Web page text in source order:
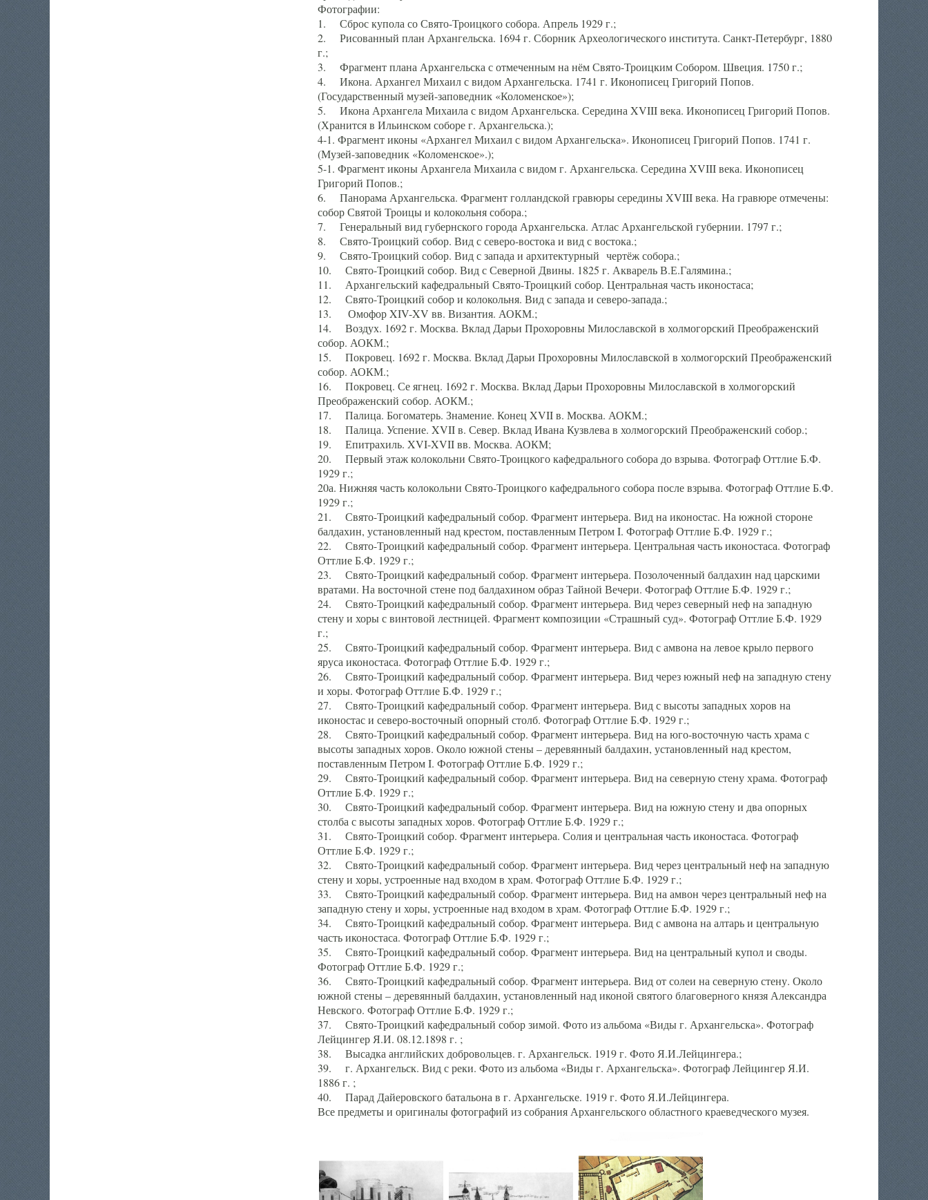
Фотографии:
1. Сброс купола со Свято-Троицкого собора. Апрель 1929 г.;
2. Рисованный план Архангельска. 1694 г. Сборник Археологического института. Санкт-Петербург, 1880
г.;
3. Фрагмент плана Архангельска с отмеченным на нём Свято-Троицким Собором. Швеция. 1750 г.;
4. Икона. Архангел Михаил с видом Архангельска. 1741 г. Иконописец Григорий Попов.
(Государственный музей-заповедник «Коломенское»);
5. Икона Архангела Михаила с видом Архангельска. Середина XVIII века. Иконописец Григорий Попов.
(Хранится в Ильинском соборе г. Архангельска.);
4-1. Фрагмент иконы «Архангел Михаил с видом Архангельска». Иконописец Григорий Попов. 1741 г.
(Музей-заповедник «Коломенское».);
5-1. Фрагмент иконы Архангела Михаила с видом г. Архангельска. Середина XVIII века. Иконописец
Григорий Попов.;
6. Панорама Архангельска. Фрагмент голландской гравюры середины XVIII века. На гравюре отмечены:
собор Святой Троицы и колокольня собора.;
7. Генеральный вид губернского города Архангельска. Атлас Архангельской губернии. 1797 г.;
8. Свято-Троицкий собор. Вид с северо-востока и вид с востока.;
9. Свято-Троицкий собор. Вид с запада и архитектурный чертёж собора.;
10. Свято-Троицкий собор. Вид с Северной Двины. 1825 г. Акварель В.Е.Галямина.;
11. Архангельский кафедральный Свято-Троицкий собор. Центральная часть иконостаса;
12. Свято-Троицкий собор и колокольня. Вид с запада и северо-запада.;
13. Омофор XIV-XV вв. Византия. АОКМ.;
14. Воздух. 1692 г. Москва. Вклад Дарьи Прохоровны Милославской в холмогорский Преображенский
собор. АОКМ.;
15. Покровец. 1692 г. Москва. Вклад Дарьи Прохоровны Милославской в холмогорский Преображенский
собор. АОКМ.;
16. Покровец. Се ягнец. 1692 г. Москва. Вклад Дарьи Прохоровны Милославской в холмогорский
Преображенский собор. АОКМ.;
17. Палица. Богоматерь. Знамение. Конец XVII в. Москва. АОКМ.;
18. Палица. Успение. XVII в. Север. Вклад Ивана Кузвлева в холмогорский Преображенский собор.;
19. Епитрахиль. XVI-XVII вв. Москва. АОКМ;
20. Первый этаж колокольни Свято-Троицкого кафедрального собора до взрыва. Фотограф Оттлие Б.Ф.
1929 г.;
20а. Нижняя часть колокольни Свято-Троицкого кафедрального собора после взрыва. Фотограф Оттлие Б.Ф.
1929 г.;
21. Свято-Троицкий кафедральный собор. Фрагмент интерьера. Вид на иконостас. На южной стороне
балдахин, установленный над крестом, поставленным Петром I. Фотограф Оттлие Б.Ф. 1929 г.;
22. Свято-Троицкий кафедральный собор. Фрагмент интерьера. Центральная часть иконостаса. Фотограф
Оттлие Б.Ф. 1929 г.;
23. Свято-Троицкий кафедральный собор. Фрагмент интерьера. Позолоченный балдахин над царскими
вратами. На восточной стене под балдахином образ Тайной Вечери. Фотограф Оттлие Б.Ф. 1929 г.;
24. Свято-Троицкий кафедральный собор. Фрагмент интерьера. Вид через северный неф на западную
стену и хоры с винтовой лестницей. Фрагмент композиции «Страшный суд». Фотограф Оттлие Б.Ф. 1929
г.;
25. Свято-Троицкий кафедральный собор. Фрагмент интерьера. Вид с амвона на левое крыло первого
яруса иконостаса. Фотограф Оттлие Б.Ф. 1929 г.;
26. Свято-Троицкий кафедральный собор. Фрагмент интерьера. Вид через южный неф на западную стену
и хоры. Фотограф Оттлие Б.Ф. 1929 г.;
27. Свято-Троицкий кафедральный собор. Фрагмент интерьера. Вид с высоты западных хоров на
иконостас и северо-восточный опорный столб. Фотограф Оттлие Б.Ф. 1929 г.;
28. Свято-Троицкий кафедральный собор. Фрагмент интерьера. Вид на юго-восточную часть храма с
высоты западных хоров. Около южной стены – деревянный балдахин, установленный над крестом,
поставленным Петром I. Фотограф Оттлие Б.Ф. 1929 г.;
29. Свято-Троицкий кафедральный собор. Фрагмент интерьера. Вид на северную стену храма. Фотограф
Оттлие Б.Ф. 1929 г.;
30. Свято-Троицкий кафедральный собор. Фрагмент интерьера. Вид на южную стену и два опорных
столба с высоты западных хоров. Фотограф Оттлие Б.Ф. 1929 г.;
31. Свято-Троицкий собор. Фрагмент интерьера. Солия и центральная часть иконостаса. Фотограф
Оттлие Б.Ф. 1929 г.;
32. Свято-Троицкий кафедральный собор. Фрагмент интерьера. Вид через центральный неф на западную
стену и хоры, устроенные над входом в храм. Фотограф Оттлие Б.Ф. 1929 г.;
33. Свято-Троицкий кафедральный собор. Фрагмент интерьера. Вид на амвон через центральный неф на
западную стену и хоры, устроенные над входом в храм. Фотограф Оттлие Б.Ф. 1929 г.;
34. Свято-Троицкий кафедральный собор. Фрагмент интерьера. Вид с амвона на алтарь и центральную
часть иконостаса. Фотограф Оттлие Б.Ф. 1929 г.;
35. Свято-Троицкий кафедральный собор. Фрагмент интерьера. Вид на центральный купол и своды.
Фотограф Оттлие Б.Ф. 1929 г.;
36. Свято-Троицкий кафедральный собор. Фрагмент интерьера. Вид от солеи на северную стену. Около
южной стены – деревянный балдахин, установленный над иконой святого благоверного князя Александра
Невского. Фотограф Оттлие Б.Ф. 1929 г.;
37. Свято-Троицкий кафедральный собор зимой. Фото из альбома «Виды г. Архангельска». Фотограф
Лейцингер Я.И. 08.12.1898 г. ;
38. Высадка английских добровольцев. г. Архангельск. 1919 г. Фото Я.И.Лейцингера.;
39. г. Архангельск. Вид с реки. Фото из альбома «Виды г. Архангельска». Фотограф Лейцингер Я.И.
1886 г. ;
40. Парад Дайеровского батальона в г. Архангельске. 1919 г. Фото Я.И.Лейцингера.
Все предметы и оригиналы фотографий из собрания Архангельского областного краеведческого музея.